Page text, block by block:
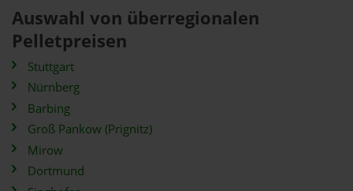
Auswahl von überregionalen
Pelletpreisen
Stuttgart
Nürnberg
Barbing
Groß Pankow (Prignitz)
Mirow
Dortmund